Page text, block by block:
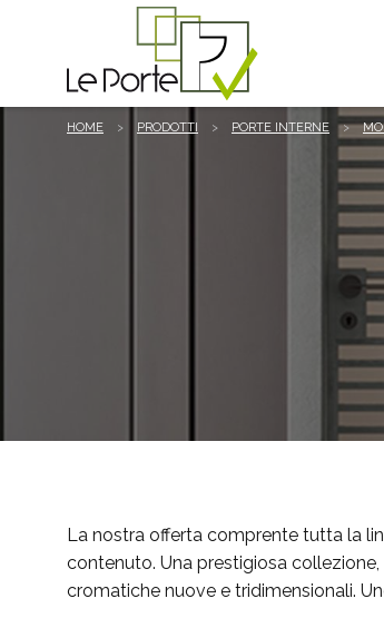
HOME PRODOTTI PORTE INTERNE
La nostra offerta comprente tutta la
contenuto. Una prestigiosa
cromatiche nuove e tridimensionali.